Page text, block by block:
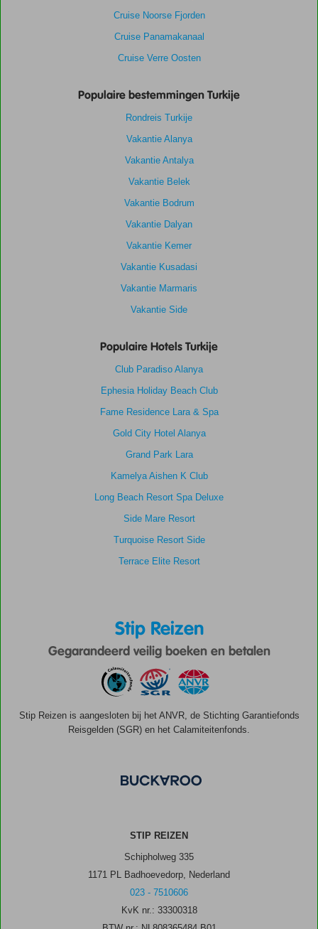
Cruise Noorse Fjorden
Cruise Panamakanaal
Cruise Verre Oosten
Populaire bestemmingen Turkije
Rondreis Turkije
Vakantie Alanya
Vakantie Antalya
Vakantie Belek
Vakantie Bodrum
Vakantie Dalyan
Vakantie Kemer
Vakantie Kusadasi
Vakantie Marmaris
Vakantie Side
Populaire Hotels Turkije
Club Paradiso Alanya
Ephesia Holiday Beach Club
Fame Residence Lara & Spa
Gold City Hotel Alanya
Grand Park Lara
Kamelya Aishen K Club
Long Beach Resort Spa Deluxe
Side Mare Resort
Turquoise Resort Side
Terrace Elite Resort
Stip Reizen
Gegarandeerd veilig boeken en betalen
Stip Reizen is aangesloten bij het ANVR, de Stichting Garantiefonds
Reisgelden (SGR) en het Calamiteitenfonds.
STIP REIZEN
Schipholweg 335
1171 PL Badhoevedorp, Nederland
023 - 7510606
KvK nr.: 33300318